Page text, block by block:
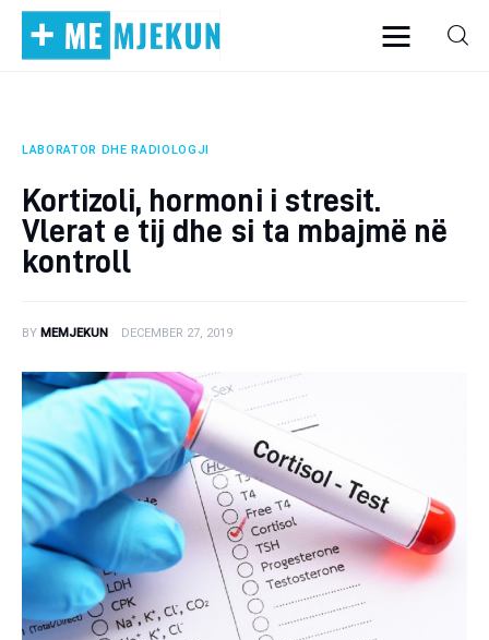
Home
Alergjite
Dermatologji
Embriologji
Endokrinologji
Gastroeneterologji
Gjinekologji/ Andrologji
Hematologji
Intervista
LABORATOR DHE RADIOLOGJI
Kortizoli, hormoni i stresit.
Vlerat e tij dhe si ta mbajmë në
kontroll
BY MEMJEKUN DECEMBER 27, 2019